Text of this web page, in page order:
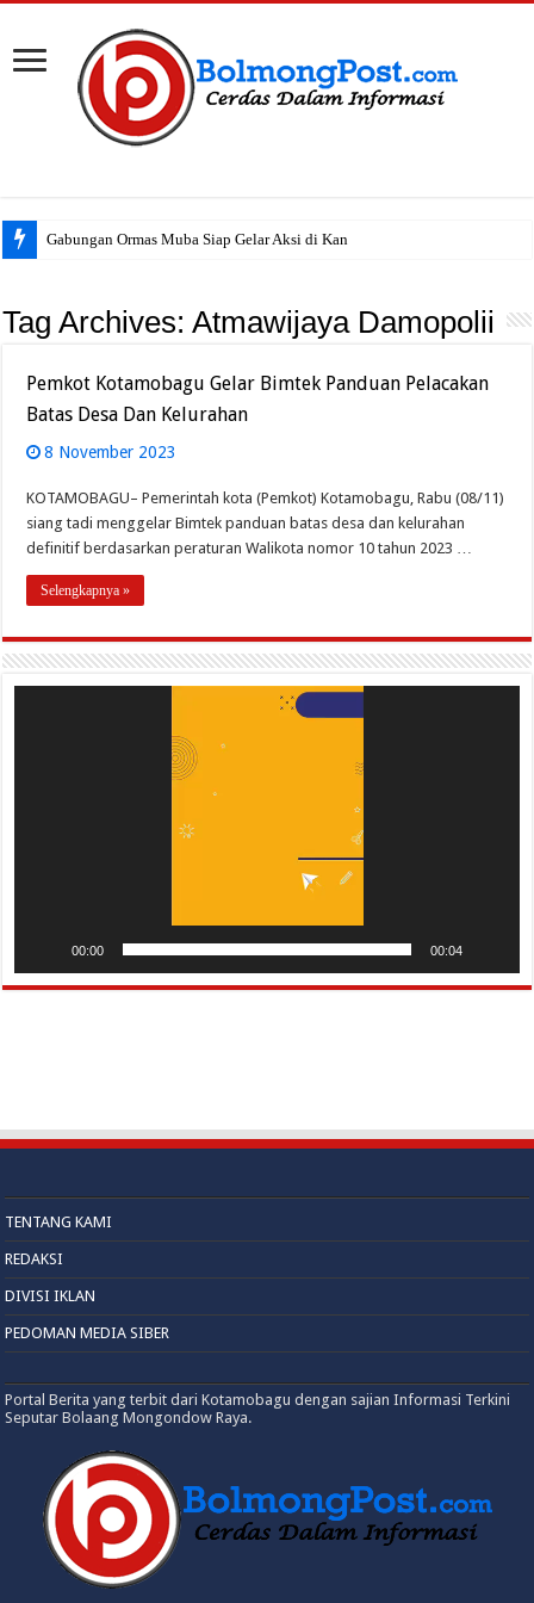
Gabungan Ormas Muba Siap Gelar Aksi di Kantor
Tag Archives:Atmawijaya Damopolii
Pemkot Kotamobagu Gelar Bimtek Panduan Pelacakan
Batas Desa Dan Kelurahan
8 November 2023
KOTAMOBAGU– Pemerintah kota (Pemkot) Kotamobagu, Rabu (08/11)
siang tadi menggelar Bimtek panduan batas desa dan kelurahan
definitif berdasarkan peraturan Walikota nomor 10 tahun 2023 …
Selengkapnya »
00:00 00:04
TENTANG KAMI
REDAKSI
DIVISI IKLAN
PEDOMAN MEDIA SIBER
Portal Berita yang terbit dari Kotamobagu dengan sajian Informasi Terkini
Seputar Bolaang Mongondow Raya.